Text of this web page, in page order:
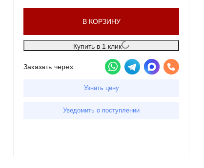
В КОРЗИНУ
Купить в 1 клик
Заказать через:
Узнать цену
Уведомить о поступлении